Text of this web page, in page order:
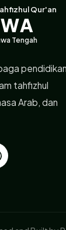
Qur'an
Tengah
pendidikan
tahfizhul
Arab, dan